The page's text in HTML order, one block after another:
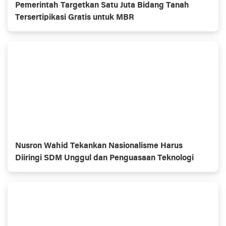
Pemerintah Targetkan Satu Juta Bidang Tanah
Tersertipikasi Gratis untuk MBR
Nusron Wahid Tekankan Nasionalisme Harus
Diiringi SDM Unggul dan Penguasaan Teknologi